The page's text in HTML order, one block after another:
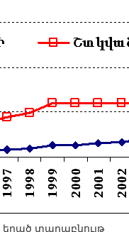
եղած տարաբնույթ